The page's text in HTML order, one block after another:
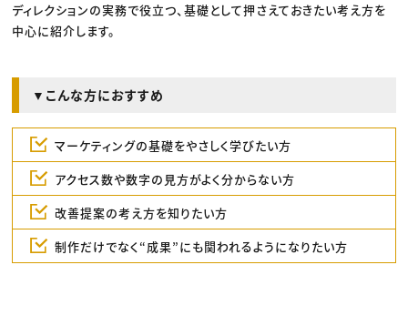
ディレクションの実務で役立つ、基礎として押さえておきたい考え方を
中心に紹介します。
▼こんな方におすすめ
マーケティングの基礎をやさしく学びたい方
アクセス数や数字の見方がよく分からない方
改善提案の考え方を知りたい方
制作だけでなく“成果”にも関われるようになりたい方